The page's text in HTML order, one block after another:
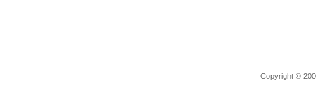
Copyright ©